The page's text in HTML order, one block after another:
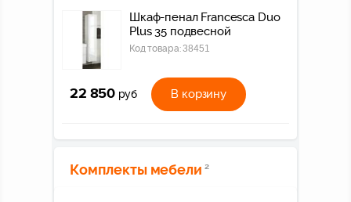
Шкаф-пенал Francesca Duo
Plus 35 подвесной
Код товара:38451
22 850 руб В корзину
Комплекты мебели 2